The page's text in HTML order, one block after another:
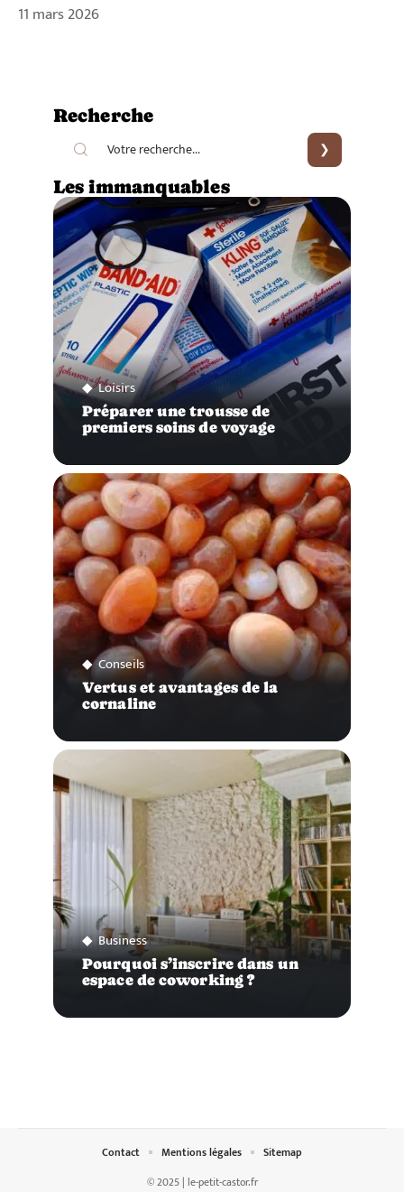
11 mars 2026
Recherche
Les immanquables
Loisirs
Préparer une trousse de
premiers soins de voyage
Conseils
Vertus et avantages de la
cornaline
Business
Pourquoi s’inscrire dans un
espace de coworking ?
© 2025 | le-petit-castor.fr
Contact Mentions légales Sitemap